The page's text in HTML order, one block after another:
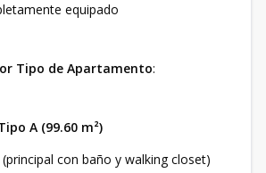
equipado
Tipo de Apartamento:
A (99.60 m²)
con baño y walking closet)